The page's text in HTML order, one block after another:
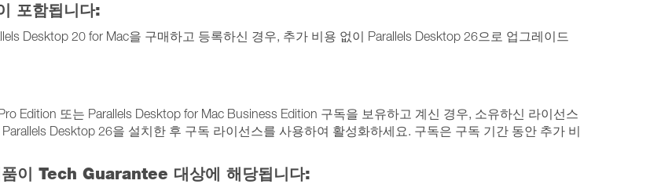
포함됩니다:
Desktop 20 for Mac을 구매하고 등록하신 경우, 추가 비용 없이 Parallels Desktop 26으로 업그레이드
Edition 또는 Parallels Desktop for Mac Business Edition 구독을 보유하고 계신 경우, 소유하신 라이선스
Parallels Desktop 26을 설치한 후 구독 라이선스를 사용하여 활성화하세요. 구독은 구독 기간 동안 추가 비
Tech Guarantee 대상에 해당됩니다: